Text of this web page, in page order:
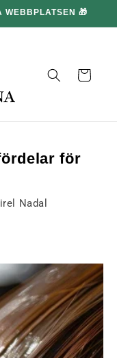
WEBBPLATSEN 🎁
Korg
för
Nadal